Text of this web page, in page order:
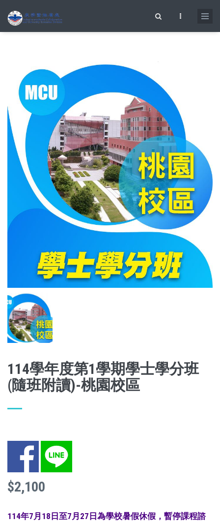
114學年度第1學期學士學分班
(隨班附讀)-桃園校區
Facebook LINE
$2,100
114年7月18日至7月27日為學校暑假休假，暫停課程諮